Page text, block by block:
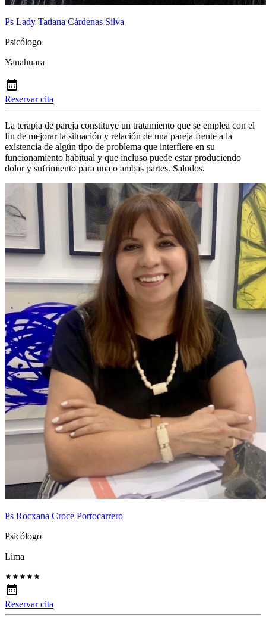
Ps Lady Tatiana Cárdenas Silva
Psicólogo
Yanahuara
Reservar cita
La terapia de pareja constituye un tratamiento que se emplea con el
fin de mejorar la situación y relación de una pareja frente a la
existencia de algún tipo de problema que interfiere en su
funcionamiento habitual y que incluso puede estar produciendo
dolor y sufrimiento para una o ambas partes. Saludos.
Ps Rocxana Croce Portocarrero
Psicólogo
Lima
Reservar cita